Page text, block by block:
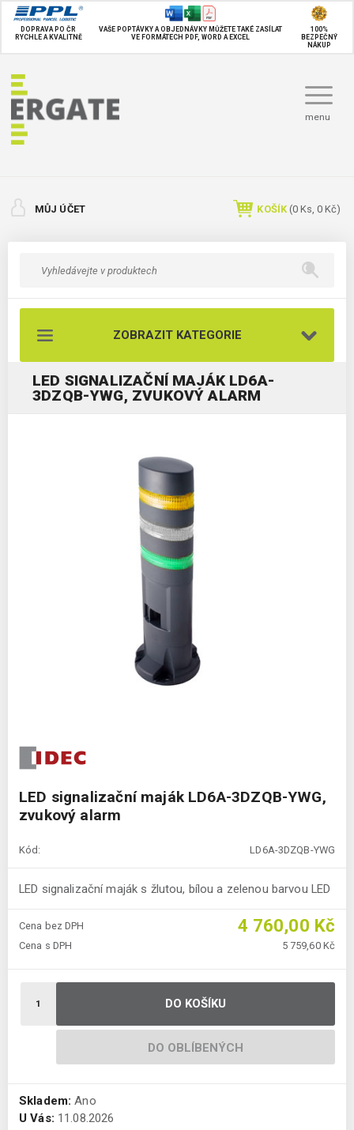
DOPRAVA PO ČR
RYCHLE A KVALITNĚ
VAŠE POPTÁVKY A OBJEDNÁVKY MŮŽETE TAKÉ ZASÍLAT
VE FORMÁTECH PDF, WORD A EXCEL
100%
BEZPEČNÝ
NÁKUP
menu
MŮJ ÚČET KOŠÍK (0 Ks, 0 Kč)
ZOBRAZIT KATEGORIE
LED SIGNALIZAČNÍ MAJÁK LD6A-
3DZQB-YWG, ZVUKOVÝ ALARM
LED signalizační maják LD6A-3DZQB-YWG,
zvukový alarm
Kód: LD6A-3DZQB-YWG
LED signalizační maják s žlutou, bílou a zelenou barvou LED
Cena bez DPH 4 760,00 Kč
Cena s DPH 5 759,60 Kč
DO KOŠÍKU
DO OBLÍBENÝCH
Skladem: Ano
U Vás: 11.08.2026